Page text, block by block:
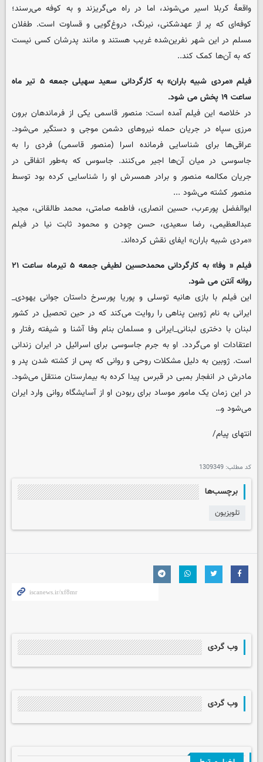
واقعۀ کربلا اسیر می‌شوند، اما در راه می‌گریزند و به کوفه می‌رسند؛
کوفه‌ای که پر از عهدشکنی، نیرنگ، دروغ‌گویی و قساوت است. طفلان
مسلم در این شهر نفرین‌شده غریب هستند و مانند پدرشان کسی نیست
که به آن‌ها کمک کند..
فیلم «مردی شبیه باران» به کارگردانی سعید سهیلی جمعه ۵ تیر ماه
ساعت ۱۹ پخش می شود.
در خلاصه این فیلم آمده است: منصور قاسمی یکی از فرماندهان برون
مرزی سپاه در جریان حمله نیروهای دشمن موجی و دستگیر می‌شود.
عراقی‌ها برای شناسایی فرمانده اسرا (منصور قاسمی) فردی را به
جاسوسی در میان آن‌ها اجیر می‌کنند. جاسوس که به‌طور اتفاقی در
جریان مکالمه منصور و برادر همسرش او را شناسایی کرده بود توسط
منصور کشته می‌شود ...
ابوالفضل پورعرب، حسین انصاری، فاطمه صامتی، محمد طالقانی، مجید
عبدالعظیمی، رضا سعیدی، حسن چودن و محمود ثابت نیا در فیلم
«مردی شبیه باران» ایفای نقش کرده‌اند.
فیلم « وفا» به کارگردانی محمدحسین لطیفی جمعه ۵ تیرماه ساعت ۲۱
روانه آنتن می شود.
این فیلم با بازی هانیه توسلی و پوریا پورسرخ داستان جوانی یهودی_
ایرانی به نام ژوبین پناهی را روایت می‌کند که در حین تحصیل در کشور
لبنان با دختری لبنانی_ایرانی و مسلمان بنام وفا آشنا و شیفته رفتار و
اعتقادات او می‌گردد. او به جرم جاسوسی برای اسرائیل در ایران زندانی
است. ژوبین به دلیل مشکلات روحی و روانی که پس از کشته شدن پدر و
مادرش در انفجار بمبی در قبرس پیدا کرده به بیمارستان منتقل می‌شود.
در این زمان یک مامور موساد برای ربودن او از آسایشگاه روانی وارد ایران
می‌شود و…
انتهای پیام/
کد مطلب: 1309349
برچسب‌ها
تلویزیون
وب گردی
وب گردی